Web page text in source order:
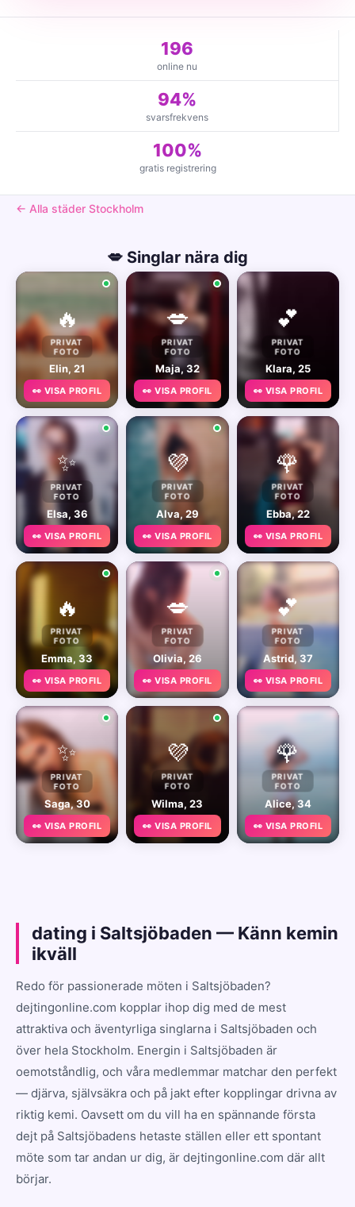
196
online nu
94%
svarsfrekvens
100%
gratis registrering
← Alla städer Stockholm
💋 Singlar nära dig
🔥
PRIVAT
FOTO
Elin, 21
👀 VISA PROFIL
💋
PRIVAT
FOTO
Maja, 32
👀 VISA PROFIL
💕
PRIVAT
FOTO
Klara, 25
👀 VISA PROFIL
✨
PRIVAT
FOTO
Elsa, 36
👀 VISA PROFIL
💜
PRIVAT
FOTO
Alva, 29
👀 VISA PROFIL
🌹
PRIVAT
FOTO
Ebba, 22
👀 VISA PROFIL
🔥
PRIVAT
FOTO
Emma, 33
👀 VISA PROFIL
💋
PRIVAT
FOTO
Olivia, 26
👀 VISA PROFIL
💕
PRIVAT
FOTO
Astrid, 37
👀 VISA PROFIL
✨
PRIVAT
FOTO
Saga, 30
👀 VISA PROFIL
💜
PRIVAT
FOTO
Wilma, 23
👀 VISA PROFIL
🌹
PRIVAT
FOTO
Alice, 34
👀 VISA PROFIL
dating i Saltsjöbaden — Känn kemin
ikväll
Redo för passionerade möten i Saltsjöbaden?
dejtingonline.com kopplar ihop dig med de mest
attraktiva och äventyrliga singlarna i Saltsjöbaden och
över hela Stockholm. Energin i Saltsjöbaden är
oemotståndlig, och våra medlemmar matchar den perfekt
— djärva, självsäkra och på jakt efter kopplingar drivna av
riktig kemi. Oavsett om du vill ha en spännande första
dejt på Saltsjöbadens hetaste ställen eller ett spontant
möte som tar andan ur dig, är dejtingonline.com där allt
börjar.